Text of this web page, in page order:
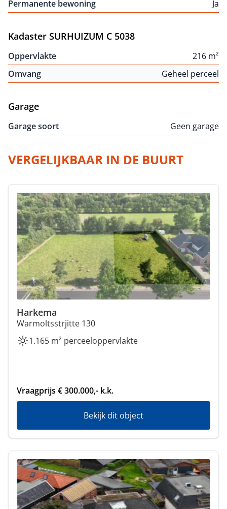
Permanente bewoning Ja
Kadaster SURHUIZUM C 5038
Oppervlakte
216 m²
Omvang
Geheel perceel
Garage
Garage soort Geen garage
VERGELIJKBAAR IN DE BUURT
Harkema
Warmoltsstrjitte 130
1.165 m² perceeloppervlakte
Vraagprijs € 300.000,- k.k.
Bekijk dit object